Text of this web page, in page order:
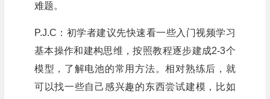
难题。
P.J.C：初学者建议先快速看一些入门视频学习
基本操作和建构思维，按照教程逐步建成2-3个
模型，了解电池的常用方法。相对熟练后，就
可以找一些自己感兴趣的东西尝试建模，比如